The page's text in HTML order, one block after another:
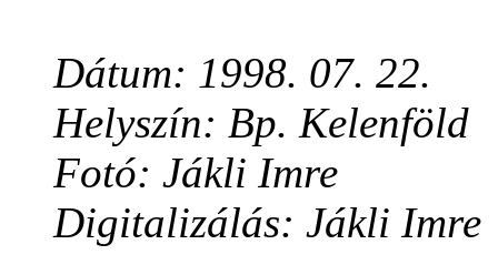
Dátum: 1998. 07. 22.
Helyszín: Bp. Kelenföld
Fotó: Jákli Imre
Digitalizálás: Jákli Imre